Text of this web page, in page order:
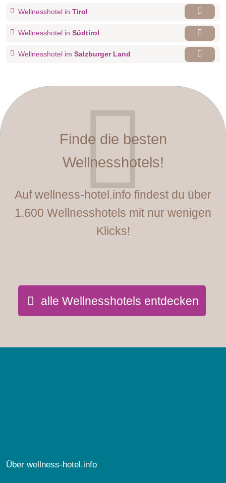
Wellnesshotel in Tirol
Wellnesshotel in Südtirol
Wellnesshotel im Salzburger Land
Finde die besten
Wellnesshotels!
Auf wellness-hotel.info findest du über
1.600 Wellnesshotels mit nur wenigen
Klicks!
alle Wellnesshotels entdecken
Über wellness-hotel.info